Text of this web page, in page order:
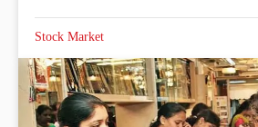
Stock Market